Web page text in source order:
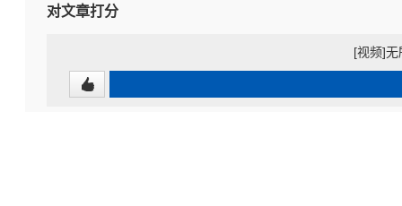
对文章打分
[视频]